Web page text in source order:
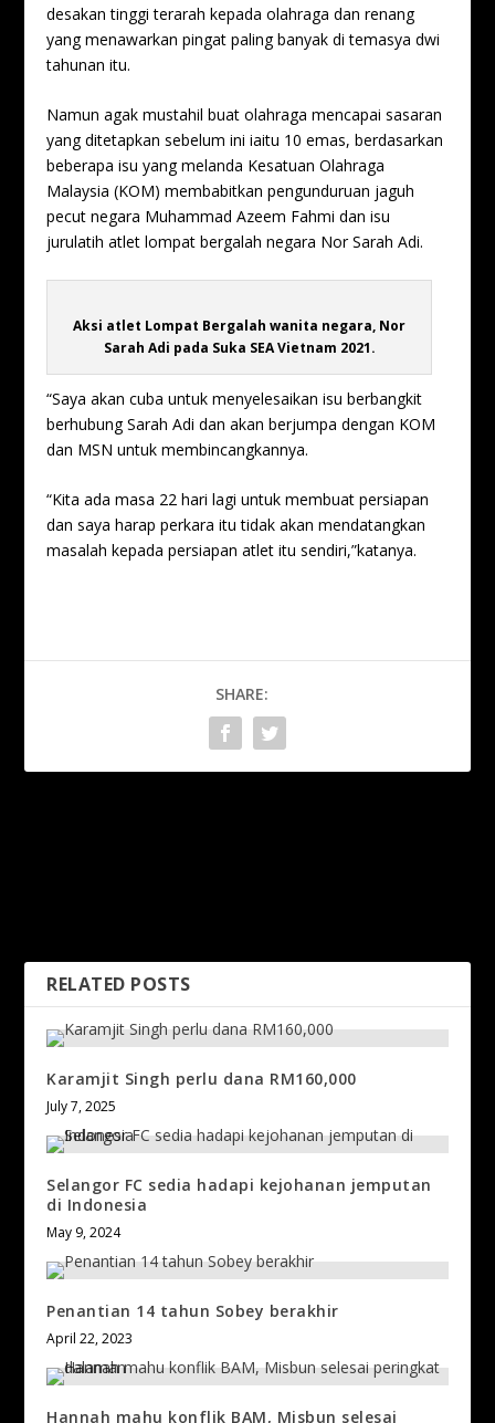
desakan tinggi terarah kepada olahraga dan renang
yang menawarkan pingat paling banyak di temasya dwi
tahunan itu.
Namun agak mustahil buat olahraga mencapai sasaran
yang ditetapkan sebelum ini iaitu 10 emas, berdasarkan
beberapa isu yang melanda Kesatuan Olahraga
Malaysia (KOM) membabitkan pengunduruan jaguh
pecut negara Muhammad Azeem Fahmi dan isu
jurulatih atlet lompat bergalah negara Nor Sarah Adi.
Aksi atlet Lompat Bergalah wanita negara, Nor
Sarah Adi pada Suka SEA Vietnam 2021.
“Saya akan cuba untuk menyelesaikan isu berbangkit
berhubung Sarah Adi dan akan berjumpa dengan KOM
dan MSN untuk membincangkannya.
“Kita ada masa 22 hari lagi untuk membuat persiapan
dan saya harap perkara itu tidak akan mendatangkan
masalah kepada persiapan atlet itu sendiri,”katanya.
SHARE:
RELATED POSTS
Karamjit Singh perlu dana RM160,000
July 7, 2025
Selangor FC sedia hadapi kejohanan jemputan
di Indonesia
May 9, 2024
Penantian 14 tahun Sobey berakhir
April 22, 2023
Hannah mahu konflik BAM, Misbun selesai